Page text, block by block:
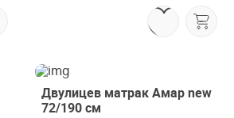
Двулицев матрак Амар new
72/190 см